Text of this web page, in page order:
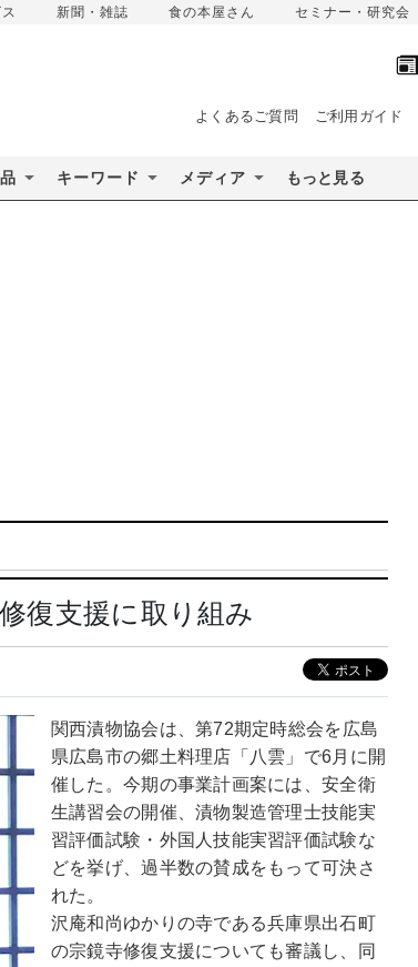
新聞・雑誌 食の本屋さん セミナー・研究会
よくあるご質問 ご利用ガイド
キーワード メディア もっと見る
復支援に取り組み
関西漬物協会は、第72期定時総会を広島
県広島市の郷土料理店「八雲」で6月に開
催した。今期の事業計画案には、安全衛
生講習会の開催、漬物製造管理士技能実
習評価試験・外国人技能実習評価試験な
どを挙げ、過半数の賛成をもって可決さ
れた。
沢庵和尚ゆかりの寺である兵庫県出石町
の宗鏡寺修復支援についても審議し、同